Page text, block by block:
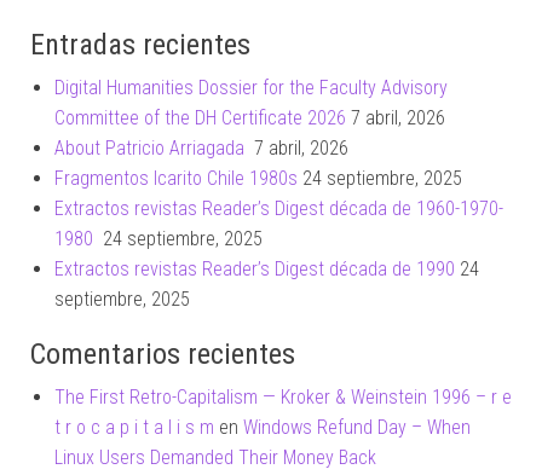
Entradas recientes
Digital Humanities Dossier for the Faculty Advisory
Committee of the DH Certificate 2026 7 abril, 2026
About Patricio Arriagada 7 abril, 2026
Fragmentos Icarito Chile 1980s 24 septiembre, 2025
Extractos revistas Reader’s Digest década de 1960-1970-
1980 24 septiembre, 2025
Extractos revistas Reader’s Digest década de 1990 24
septiembre, 2025
Comentarios recientes
The First Retro-Capitalism — Kroker & Weinstein 1996 – r e
t r o c a p i t a l i s m en Windows Refund Day – When
Linux Users Demanded Their Money Back